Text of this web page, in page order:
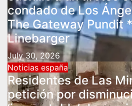
condado de Los
The Gateway Pundit
Linebarger
July 30, 2026
Noticias españa
Residentes de Las
petición por